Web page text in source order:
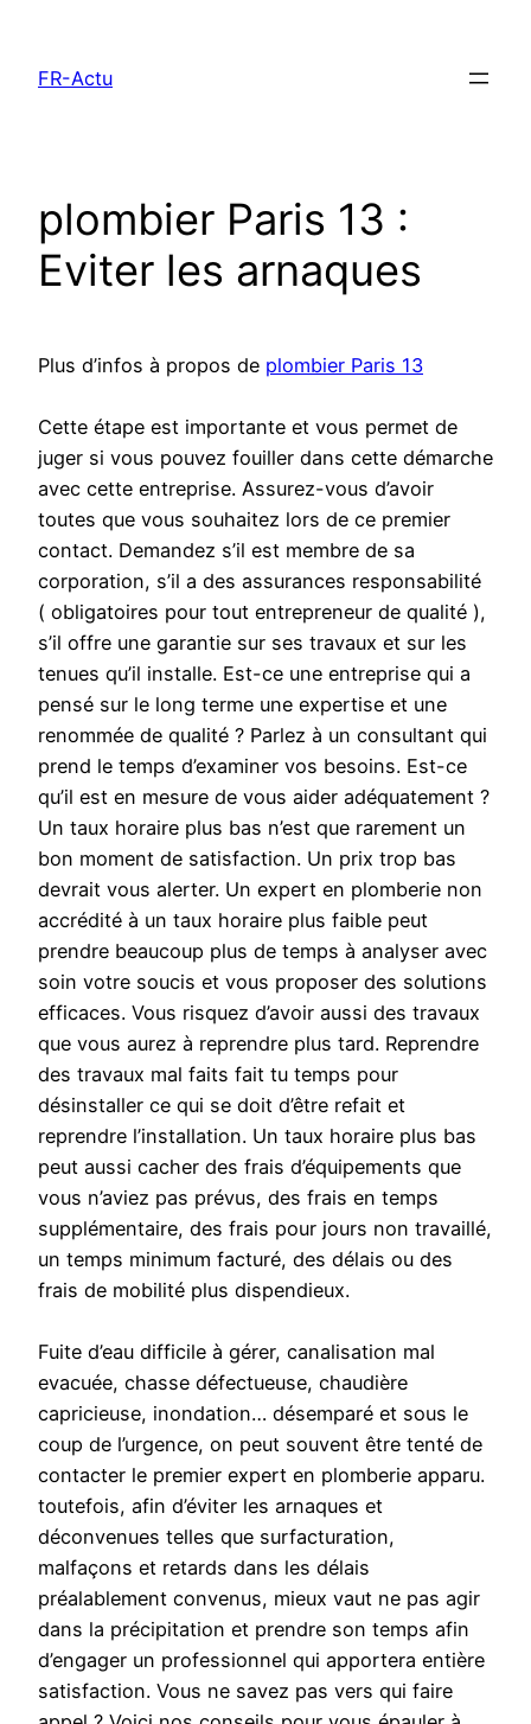
contenu
FR-Actu
plombier Paris 13 :
Eviter les arnaques
Plus d’infos à propos de plombier Paris 13
Cette étape est importante et vous permet de
juger si vous pouvez fouiller dans cette démarche
avec cette entreprise. Assurez-vous d’avoir
toutes que vous souhaitez lors de ce premier
contact. Demandez s’il est membre de sa
corporation, s’il a des assurances responsabilité
( obligatoires pour tout entrepreneur de qualité ),
s’il offre une garantie sur ses travaux et sur les
tenues qu’il installe. Est-ce une entreprise qui a
pensé sur le long terme une expertise et une
renommée de qualité ? Parlez à un consultant qui
prend le temps d’examiner vos besoins. Est-ce
qu’il est en mesure de vous aider adéquatement ?
Un taux horaire plus bas n’est que rarement un
bon moment de satisfaction. Un prix trop bas
devrait vous alerter. Un expert en plomberie non
accrédité à un taux horaire plus faible peut
prendre beaucoup plus de temps à analyser avec
soin votre soucis et vous proposer des solutions
efficaces. Vous risquez d’avoir aussi des travaux
que vous aurez à reprendre plus tard. Reprendre
des travaux mal faits fait tu temps pour
désinstaller ce qui se doit d’être refait et
reprendre l’installation. Un taux horaire plus bas
peut aussi cacher des frais d’équipements que
vous n’aviez pas prévus, des frais en temps
supplémentaire, des frais pour jours non travaillé,
un temps minimum facturé, des délais ou des
frais de mobilité plus dispendieux.
Fuite d’eau difficile à gérer, canalisation mal
evacuée, chasse défectueuse, chaudière
capricieuse, inondation… désemparé et sous le
coup de l’urgence, on peut souvent être tenté de
contacter le premier expert en plomberie apparu.
toutefois, afin d’éviter les arnaques et
déconvenues telles que surfacturation,
malfaçons et retards dans les délais
préalablement convenus, mieux vaut ne pas agir
dans la précipitation et prendre son temps afin
d’engager un professionnel qui apportera entière
satisfaction. Vous ne savez pas vers qui faire